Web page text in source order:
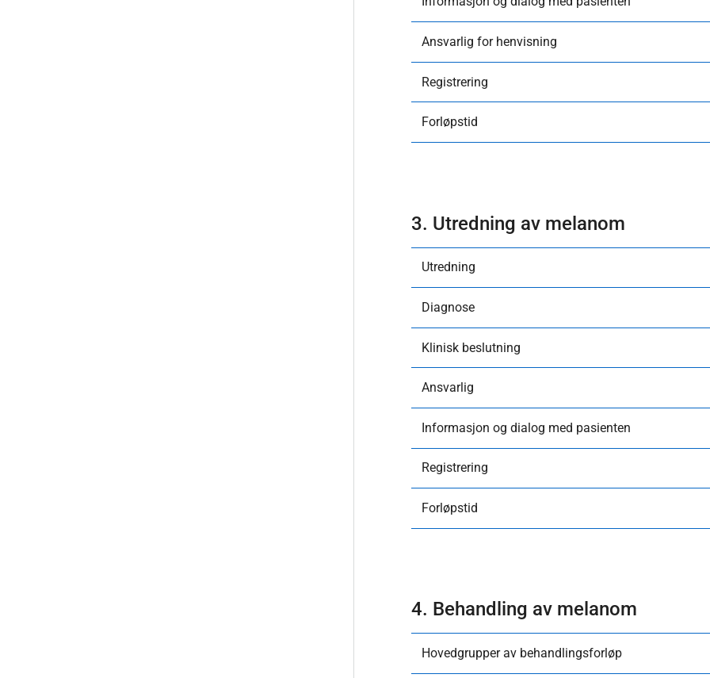
Ansvarlig for henvisning
Registrering
Forløpstid
3. Utredning av melanom
Utredning
Diagnose
Klinisk beslutning
Ansvarlig
Informasjon og dialog med pasienten
Registrering
Forløpstid
4. Behandling av melanom
Hovedgrupper av behandlingsforløp